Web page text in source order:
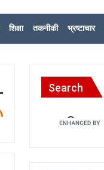
शिक्षा तकनीकी भ्रष्टाचार
Search